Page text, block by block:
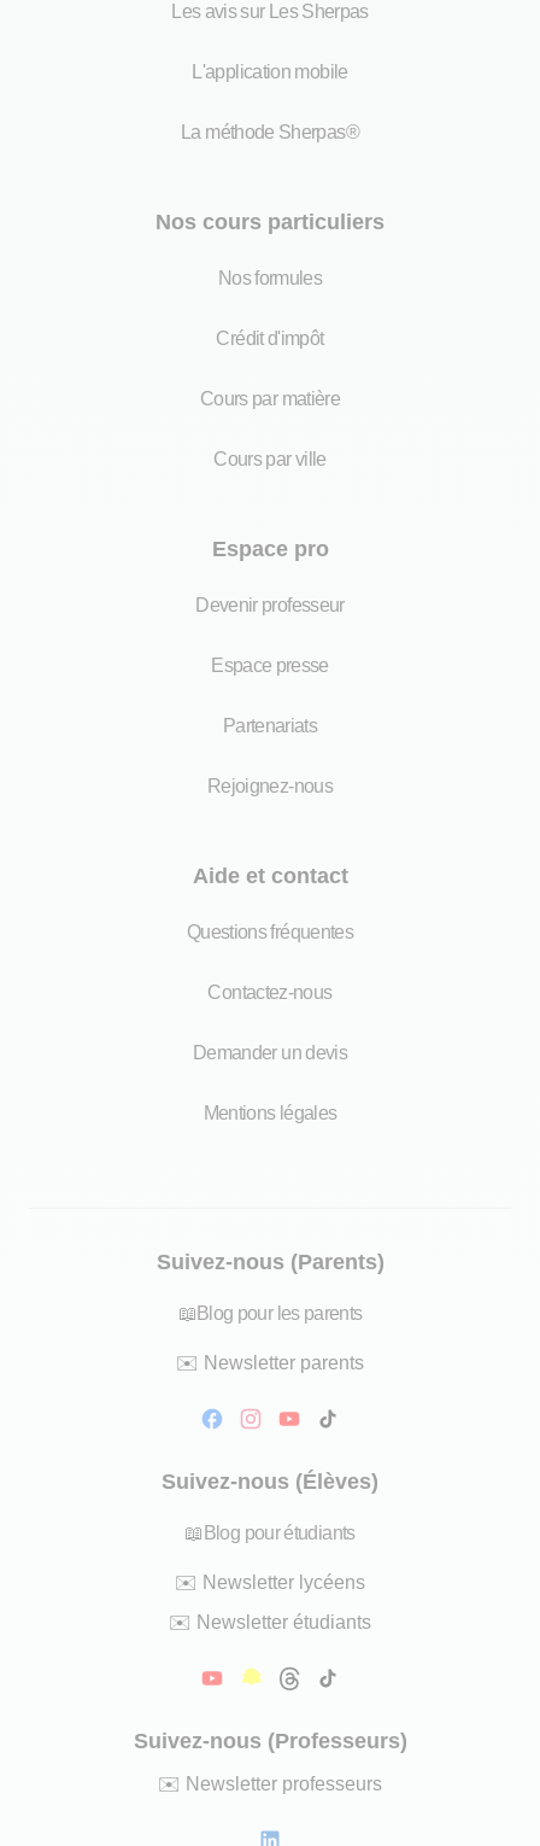
Les avis sur Les Sherpas
L'application mobile
La méthode Sherpas®
Nos cours particuliers
Nos formules
Crédit d'impôt
Cours par matière
Cours par ville
Espace pro
Devenir professeur
Espace presse
Partenariats
Rejoignez-nous
Aide et contact
Questions fréquentes
Contactez-nous
Demander un devis
Mentions légales
Suivez-nous (Parents)
📖 Blog pour les parents
✉️ Newsletter parents
Suivez-nous (Élèves)
📖 Blog pour étudiants
✉️ Newsletter lycéens
✉️ Newsletter étudiants
Suivez-nous (Professeurs)
✉️ Newsletter professeurs